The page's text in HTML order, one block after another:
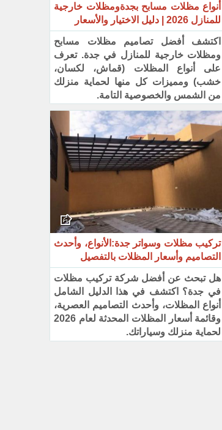
أنواع مظلات مسابح بجدةومظلات خارجية
للمنازل 2026 | دليل الاختيار والأسعار
اكتشف أفضل تصاميم مظلات مسابح
ومظلات خارجية للمنازل في جدة. تعرف
على أنواع المظلات (قماش، لكسان،
خشب) ومميزات كل منها لحماية منزلك
من الشمس والخصوصية التامة.
تركيب مظلات وسواتر جدة:الأنواع، وأحدث
التصاميم وأسعار المظلات بالتفصيل
هل تبحث عن أفضل شركة تركيب مظلات
في جدة؟ اكتشف في هذا الدليل الشامل
أنواع المظلات، وأحدث التصاميم العصرية،
وقائمة أسعار المظلات المحدثة لعام 2026
لحماية منزلك وسياراتك.